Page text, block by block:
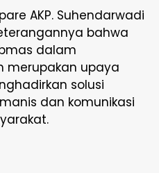
AKP. Suhendarwadi
bahwa
dalam
merupakan upaya
solusi
dan komunikasi